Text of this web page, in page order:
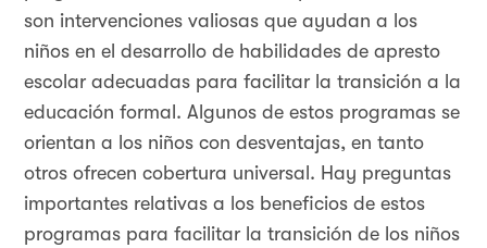
son intervenciones valiosas que ayudan a los
niños en el desarrollo de habilidades de apresto
escolar adecuadas para facilitar la transición a la
educación formal. Algunos de estos programas se
orientan a los niños con desventajas, en tanto
otros ofrecen cobertura universal. Hay preguntas
importantes relativas a los beneficios de estos
programas para facilitar la transición de los niños